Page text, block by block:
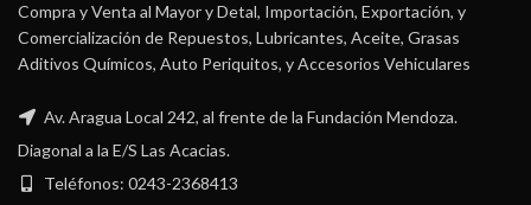
Compra y Venta al Mayor y Detal, Importación, Exportación, y
Comercialización de Repuestos, Lubricantes, Aceite, Grasas
Aditivos Químicos, Auto Periquitos, y Accesorios Vehiculares
Av. Aragua Local 242, al frente de la Fundación Mendoza.
Diagonal a la E/S Las Acacias.
Teléfonos: 0243-2368413